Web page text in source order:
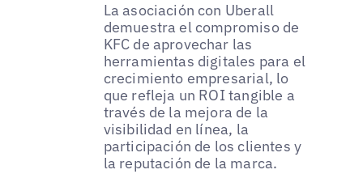
La asociación con Uberall
demuestra el compromiso de
KFC de aprovechar las
herramientas digitales para el
crecimiento empresarial, lo
que refleja un ROI tangible a
través de la mejora de la
visibilidad en línea, la
participación de los clientes y
la reputación de la marca.